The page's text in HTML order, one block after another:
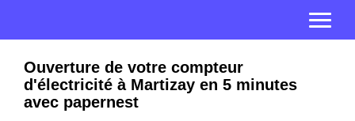
Ouverture de votre compteur
d'électricité à Martizay en 5 minutes
avec papernest